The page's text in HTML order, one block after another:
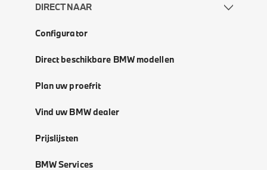
DIRECT NAAR
Configurator
Direct beschikbare BMW modellen
Plan uw proefrit
Vind uw BMW dealer
Prijslijsten
BMW Services